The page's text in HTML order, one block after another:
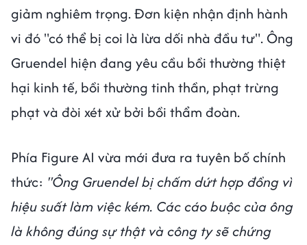
giảm nghiêm trọng. Đơn kiện nhận định hành
vi đó "có thể bị coi là lừa dối nhà đầu tư". Ông
Gruendel hiện đang yêu cầu bồi thường thiệt
hại kinh tế, bồi thường tinh thần, phạt trừng
phạt và đòi xét xử bởi bồi thẩm đoàn.
Phía Figure AI vừa mới đưa ra tuyên bố chính
thức: "Ông Gruendel bị chấm dứt hợp đồng vì
hiệu suất làm việc kém. Các cáo buộc của ông
là không đúng sự thật và công ty sẽ chứng